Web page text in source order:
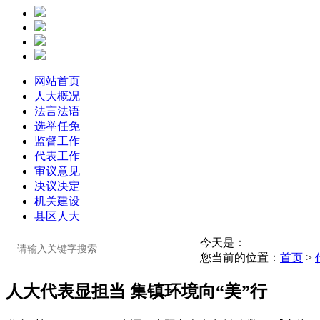
网站首页
人大概况
法言法语
选举任免
监督工作
代表工作
审议意见
决议决定
机关建设
县区人大
今天是：
您当前的位置： 首页 >
人大代表显担当 集镇环境向“美”行